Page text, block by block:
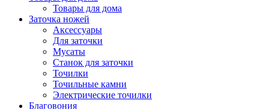
Товары для дома
Заточка ножей
Аксессуары
Для заточки
Мусаты
Станок для заточки
Точилки
Точильные камни
Электрические точилки
Благовония